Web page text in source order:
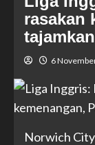
rasakan
6
Norwich